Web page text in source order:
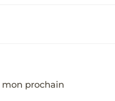
prochain